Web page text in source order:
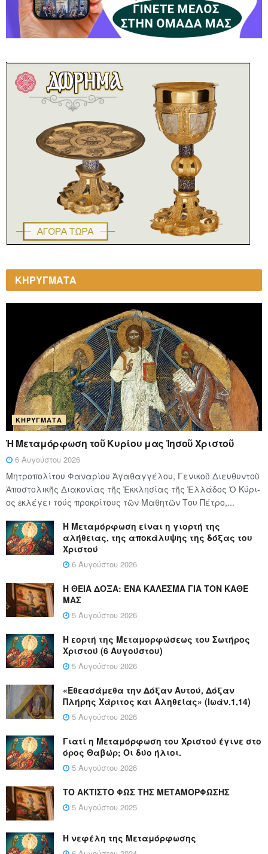
ΚΗΡΥΓΜΑΤΑ
ΚΗΡΎΓΜΑΤΑ
Ἡ Μεταμόρφωση τοῦ Κυρίου μας Ἰησοῦ Χριστοῦ
6 Αυγούστου 2026
Μητροπολίτου Φαναρίου Ἀγαθαγγέλου, Γενικοῦ Διευθυντοῦ
Ἀποστολικῆς Διακονίας τῆς Ἐκκλησίας τῆς Ἑλλάδος Ὁ Κύ­ρι­
ος ἐκλέγει τούς προ­κρί­τους τῶν Μα­θη­τῶν Του Πέ­τρο,...
Η Μεταμόρφωση είναι η γιορτή της
αλήθειας, της αποκάλυψης της δόξας του
Χριστού
6 Αυγούστου 2026
Η ΘΕΙΑ ΔΟΞΑ: ΈΝΑ ΚΑΛΕΣΜΑ ΓΙΑ ΤΟΝ ΚΑΘΕ
ΜΑΣ
5 Αυγούστου 2026
Η εορτή της Μεταμορφώσεως του Σωτήρος
Χριστού (6 Αυγούστου)
5 Αυγούστου 2026
«Εθεασάμεθα την Δόξαν Αυτού, Δόξαν
Πλήρης Χάριτος και Αληθείας» (Ιωάν.1,14)
5 Αυγούστου 2026
Γιατί η Μεταμόρφωση του Χριστού έγινε στο
όρος Θαβώρ; Οι δύο ήλιοι.
5 Αυγούστου 2026
ΤΟ ΑΚΤΙΣΤΟ ΦΩΣ ΤΗΣ ΜΕΤΑΜΟΡΦΩΣΗΣ
5 Αυγούστου 2025
Η νεφέλη της Μεταμόρφωσης